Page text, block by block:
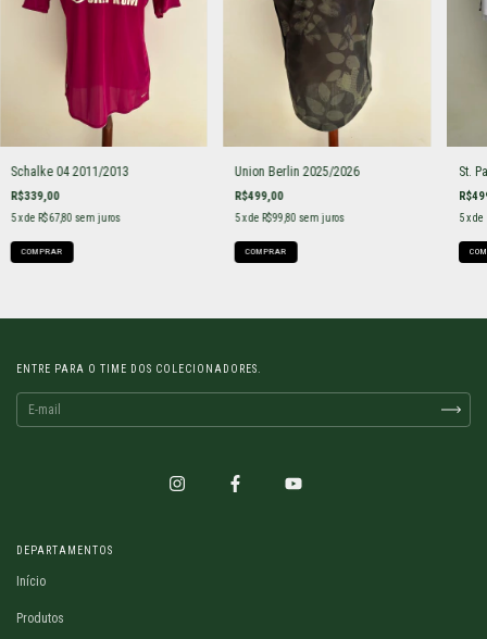
Schalke 04 2011/2013
R$339,00
5x de R$67,80 sem juros
COMPRAR
Union Berlin 2025/2026
R$499,00
5x de R$99,80 sem juros
COMPRAR
St.
5 x de
ENTRE PARA O TIME DOS COLECIONADORES.
DEPARTAMENTOS
Início
Produtos